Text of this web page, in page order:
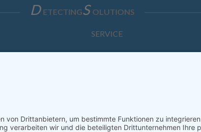
D ETECTINGS OLUTIONS
SERVICE
Anfrage